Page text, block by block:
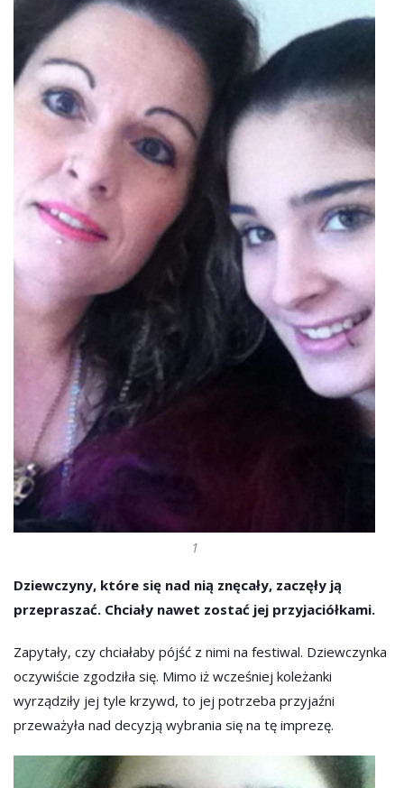
1
Dziewczyny, które się nad nią znęcały, zaczęły ją
przepraszać. Chciały nawet zostać jej przyjaciółkami.
Zapytały, czy chciałaby pójść z nimi na festiwal. Dziewczynka
oczywiście zgodziła się. Mimo iż wcześniej koleżanki
wyrządziły jej tyle krzywd, to jej potrzeba przyjaźni
przeważyła nad decyzją wybrania się na tę imprezę.